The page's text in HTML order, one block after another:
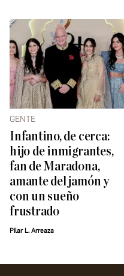
GENTE
Infantino, de cerca:
hijo de inmigrantes,
fan de Maradona,
amante del jamón y
con un sueño
frustrado
Pilar L. Arreaza